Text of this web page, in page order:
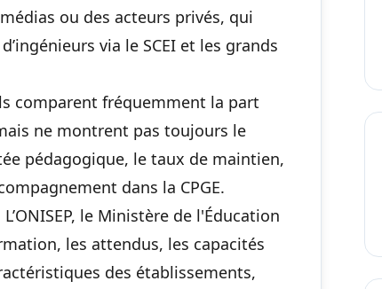
ou des acteurs privés, qui
via le SCEI et les grands
comparent fréquemment la part
ne montrent pas toujours le
pédagogique, le taux de maintien,
dans la CPGE.
le Ministère de l'Éducation
les attendus, les capacités
des établissements,